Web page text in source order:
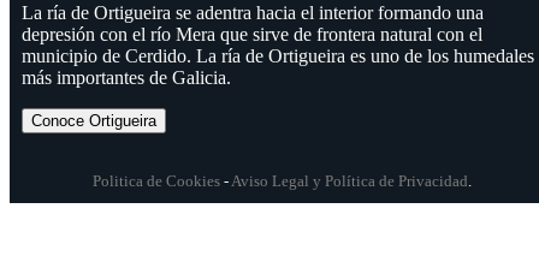
La ría de Ortigueira se adentra hacia el interior formando una
depresión con el río Mera que sirve de frontera natural con el
municipio de Cerdido. La ría de Ortigueira es uno de los humedales
más importantes de Galicia.
Conoce Ortigueira
Politica de Cookies- Aviso Legal y Política de Privacidad